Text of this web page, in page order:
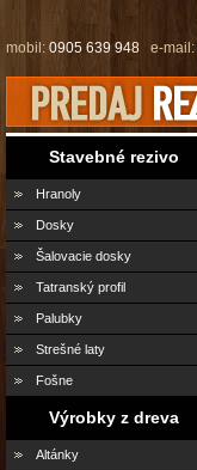
mobil: 0905 639 948 e-mail:
Stavebné rezivo
Hranoly
Dosky
Šalovacie dosky
Tatranský profil
Palubky
Strešné laty
Fošne
Výrobky z dreva
Altánky